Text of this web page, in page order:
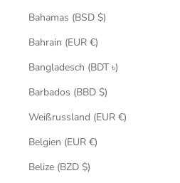
Bahamas (BSD $)
Bahrain (EUR €)
Bangladesch (BDT ৳)
Barbados (BBD $)
Weißrussland (EUR €)
Belgien (EUR €)
Belize (BZD $)